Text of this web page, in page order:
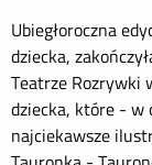
Ubiegłoroczna
dziecka,
Teatrze Rozrywki
dziecka, które - w
najciekawsze